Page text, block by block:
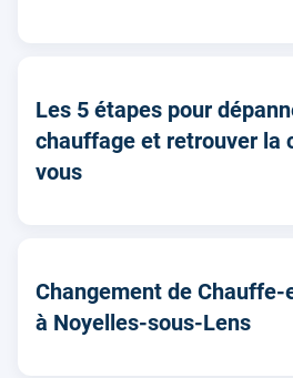
Les 5 étapes pour
chauffage et retrouver la
vous
Changement de
à Noyelles-sous-Lens